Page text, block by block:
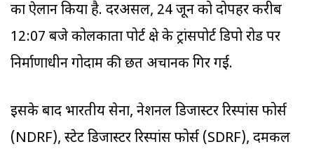
का ऐलान किया है. दरअसल, 24 जून को दोपहर करीब
12:07 बजे कोलकाता पोर्ट क्षेत्र के ट्रांसपोर्ट डिपो रोड पर
निर्माणाधीन गोदाम की छत अचानक गिर गई.
इसके बाद भारतीय सेना, नेशनल डिजास्टर रिस्पांस फोर्स
(NDRF), स्टेट डिजास्टर रिस्पांस फोर्स (SDRF), दमकल